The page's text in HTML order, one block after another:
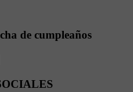
de cumpleaños